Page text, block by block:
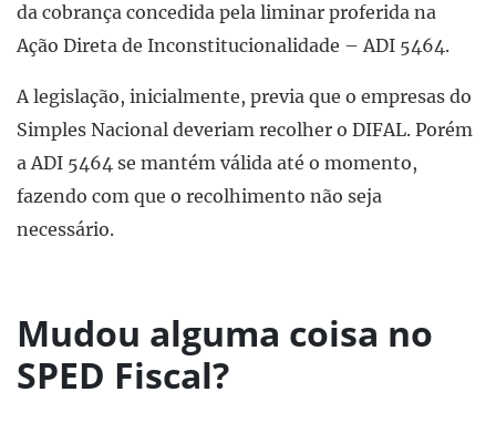
da cobrança concedida pela liminar proferida na
Ação Direta de Inconstitucionalidade – ADI 5464.
A legislação, inicialmente, previa que o empresas do
Simples Nacional deveriam recolher o DIFAL. Porém
a ADI 5464 se mantém válida até o momento,
fazendo com que o recolhimento não seja
necessário.
Mudou alguma coisa no
SPED Fiscal?